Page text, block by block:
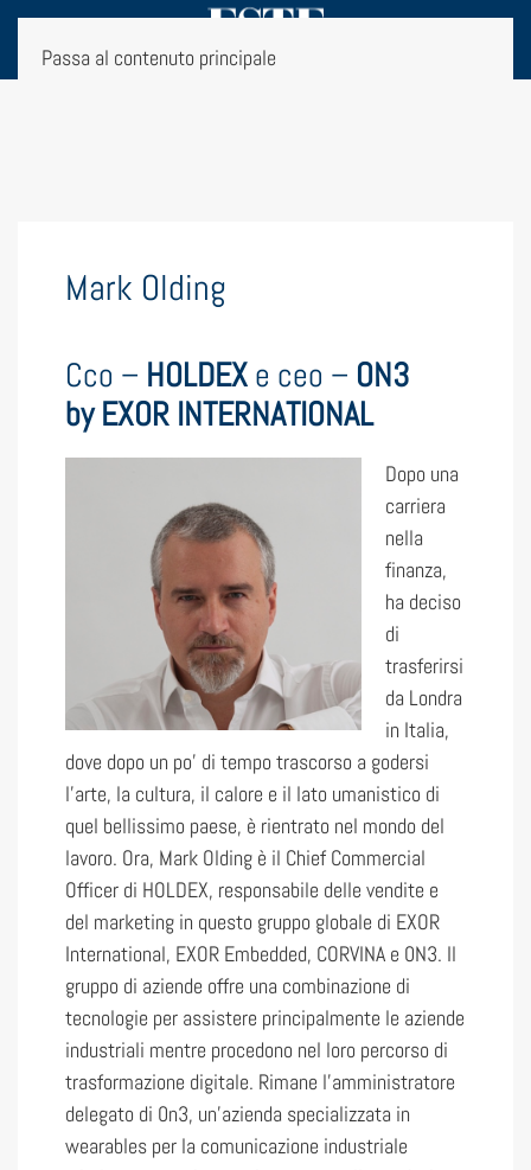
Passa al contenuto principale
Mark Olding
Cco – HOLDEX e ceo – ON3
by EXOR INTERNATIONAL
Dopo una
carriera
nella
finanza,
ha deciso
di
trasferirsi
da Londra
in Italia,
dove dopo un po’ di tempo trascorso a godersi
l’arte, la cultura, il calore e il lato umanistico di
quel bellissimo paese, è rientrato nel mondo del
lavoro. Ora, Mark Olding è il Chief Commercial
Officer di HOLDEX, responsabile delle vendite e
del marketing in questo gruppo globale di EXOR
International, EXOR Embedded, CORVINA e 0N3. Il
gruppo di aziende offre una combinazione di
tecnologie per assistere principalmente le aziende
industriali mentre procedono nel loro percorso di
trasformazione digitale. Rimane l’amministratore
delegato di 0n3, un’azienda specializzata in
wearables per la comunicazione industriale